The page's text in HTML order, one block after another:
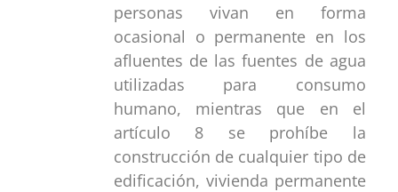
personas vivan en forma
ocasional o permanente en los
afluentes de las fuentes de agua
utilizadas para consumo
humano, mientras que en el
artículo 8 se prohíbe la
construcción de cualquier tipo de
edificación, vivienda permanente